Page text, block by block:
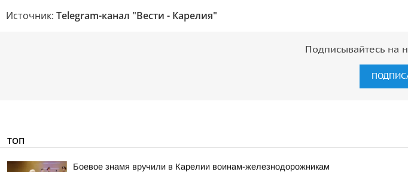
Источник: Telegram-канал "Вести - Карелия"
Подписывайтесь на
ТОП
Боевое знамя вручили в Карелии воинам-железнодорожникам